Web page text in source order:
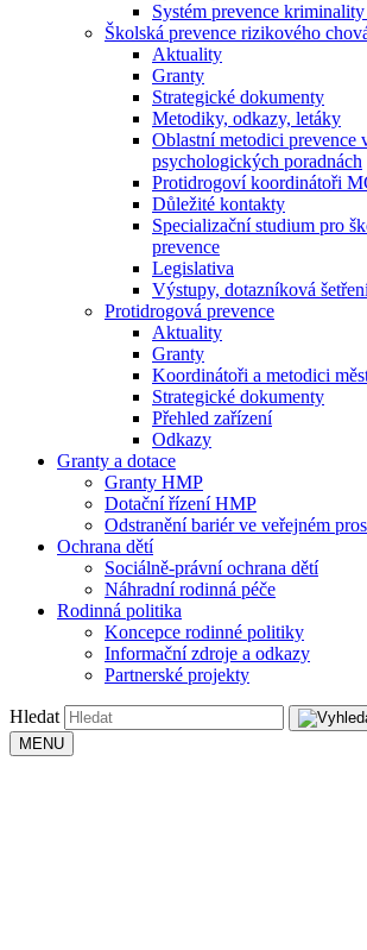
Systém prevence
Školská prevence rizikového
Aktuality
Granty
Strategické dokumenty
Metodiky, odkazy, letáky
Oblastní metodici prevence
psychologických poradnách
Protidrogoví koordinátoři
Důležité kontakty
Specializační studium pro
prevence
Legislativa
Výstupy, dotazníková
Protidrogová prevence
Aktuality
Granty
Koordinátoři a metodici
Strategické dokumenty
Přehled zařízení
Odkazy
Granty a dotace
Granty HMP
Dotační řízení HMP
Odstranění bariér ve veřejném
Ochrana dětí
Sociálně-právní ochrana dětí
Náhradní rodinná péče
Rodinná politika
Koncepce rodinné politiky
Informační zdroje a odkazy
Partnerské projekty
Hledat
MENU